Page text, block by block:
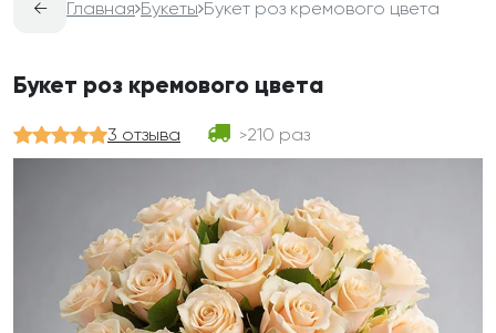
← Главная Букеты Букет роз кремового цвета
Букет роз кремового цвета
3 отзыва >210 раз